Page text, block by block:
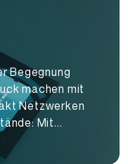
Begegnung
machen mit
Netzwerken
Mit...